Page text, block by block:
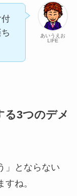
あいうえお
LIFE
る3つのデメ
」とならない
ね。